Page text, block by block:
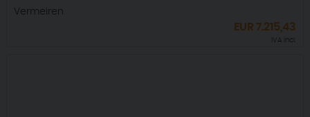
Vermeiren
EUR7.215,43
IVA incl.